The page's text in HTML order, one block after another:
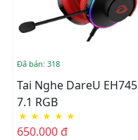
Đã bán: 318
Tai Nghe DareU EH745
7.1 RGB
★ ★ ★ ★ ★
650.000 đ